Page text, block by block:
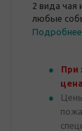
2 вида чая
любые
Подробнее
При